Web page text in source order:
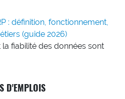
: définition, fonctionnement,
(guide 2026)
la fiabilité des données sont
D'EMPLOIS